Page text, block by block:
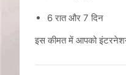
6 रात और 7 दिन
इस कीमत में आपको